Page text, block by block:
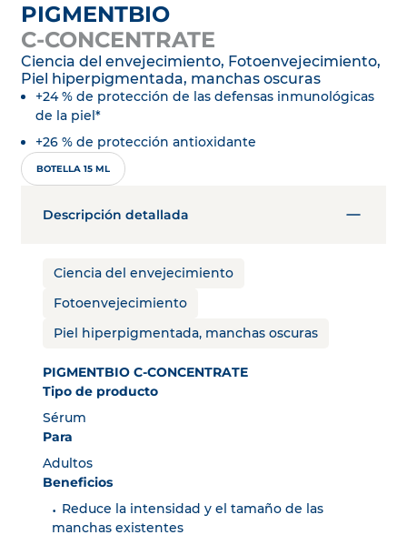
PIGMENTBIO
C-CONCENTRATE
Ciencia del envejecimiento, Fotoenvejecimiento,
Piel hiperpigmentada, manchas oscuras
+24 % de protección de las defensas inmunológicas
de la piel*
+26 % de protección antioxidante
BOTELLA 15 ML
Descripción detallada
Ciencia del envejecimiento
Fotoenvejecimiento
Piel hiperpigmentada, manchas oscuras
PIGMENTBIO C-CONCENTRATE
Tipo de producto
Sérum
Para
Adultos
Beneficios
Reduce la intensidad y el tamaño de las
manchas existentes